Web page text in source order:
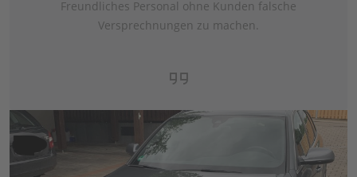
Freundliches Personal ohne Kunden falsche
Versprechnungen zu machen.